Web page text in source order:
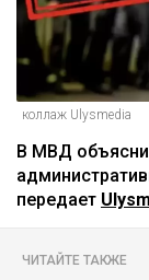
коллаж Ulysmedia
В МВД
передает
ЧИТАЙТЕ ТАКЖЕ